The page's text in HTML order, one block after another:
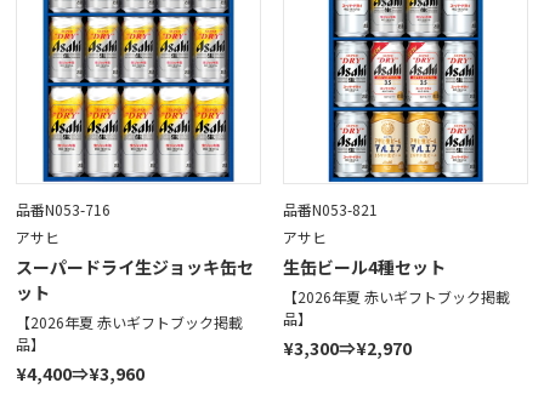
品番N053-716
アサヒ
スーパードライ生ジョッキ缶セ
ット
【2026年夏 赤いギフトブック掲載
品】
¥4,400⇒¥3,960
品番N053-821
アサヒ
生缶ビール4種セット
【2026年夏 赤いギフトブック掲載
品】
¥3,300⇒¥2,970